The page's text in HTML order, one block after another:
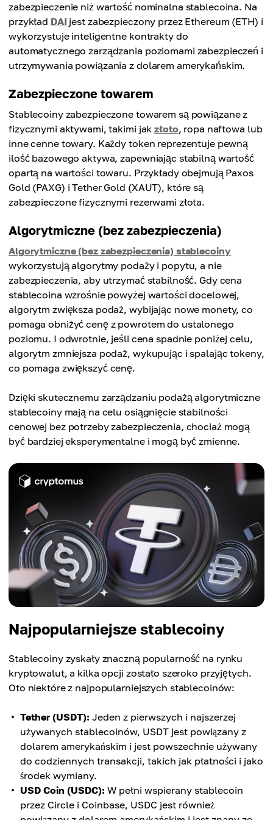
zabezpieczenie niż wartość nominalna stablecoina. Na
przykład DAIjest zabezpieczony przez Ethereum (ETH) i
wykorzystuje inteligentne kontrakty do
automatycznego zarządzania poziomami zabezpieczeń i
utrzymywania powiązania z dolarem amerykańskim.
Zabezpieczone towarem
Stablecoiny zabezpieczone towarem są powiązane z
fizycznymi aktywami, takimi jakzłoto, ropa naftowa lub
inne cenne towary. Każdy token reprezentuje pewną
ilość bazowego aktywa, zapewniając stabilną wartość
opartą na wartości towaru. Przykłady obejmują Paxos
Gold (PAXG) i Tether Gold (XAUT), które są
zabezpieczone fizycznymi rezerwami złota.
Algorytmiczne (bez zabezpieczenia)
Algorytmiczne (bez zabezpieczenia) stablecoiny
wykorzystują algorytmy podaży i popytu, a nie
zabezpieczenia, aby utrzymać stabilność. Gdy cena
stablecoina wzrośnie powyżej wartości docelowej,
algorytm zwiększa podaż, wybijając nowe monety, co
pomaga obniżyć cenę z powrotem do ustalonego
poziomu. I odwrotnie, jeśli cena spadnie poniżej celu,
algorytm zmniejsza podaż, wykupując i spalając tokeny,
co pomaga zwiększyć cenę.
Dzięki skutecznemu zarządzaniu podażą algorytmiczne
stablecoiny mają na celu osiągnięcie stabilności
cenowej bez potrzeby zabezpieczenia, chociaż mogą
być bardziej eksperymentalne i mogą być zmienne.
Najpopularniejsze stablecoiny
Stablecoiny zyskały znaczną popularność na rynku
kryptowalut, a kilka opcji zostało szeroko przyjętych.
Oto niektóre z najpopularniejszych stablecoinów:
Tether (USDT): Jeden z pierwszych i najszerzej
używanych stablecoinów, USDT jest powiązany z
dolarem amerykańskim i jest powszechnie używany
do codziennych transakcji, takich jak płatności i jako
środek wymiany.
USD Coin (USDC): W pełni wspierany stablecoin
przez Circle i Coinbase, USDC jest również